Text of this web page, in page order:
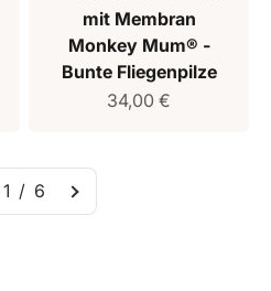
mit Membran
Monkey Mum® -
Bunte Fliegenpilze
Verkaufspreis
34,00 €
1 / 6